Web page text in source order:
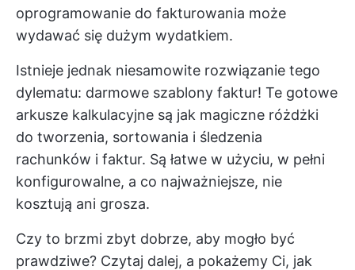
oprogramowanie do fakturowania może
wydawać się dużym wydatkiem.
Istnieje jednak niesamowite rozwiązanie tego
dylematu: darmowe szablony faktur! Te gotowe
arkusze kalkulacyjne są jak magiczne różdżki
do tworzenia, sortowania i śledzenia
rachunków i faktur. Są łatwe w użyciu, w pełni
konfigurowalne, a co najważniejsze, nie
kosztują ani grosza.
Czy to brzmi zbyt dobrze, aby mogło być
prawdziwe? Czytaj dalej, a pokażemy Ci, jak